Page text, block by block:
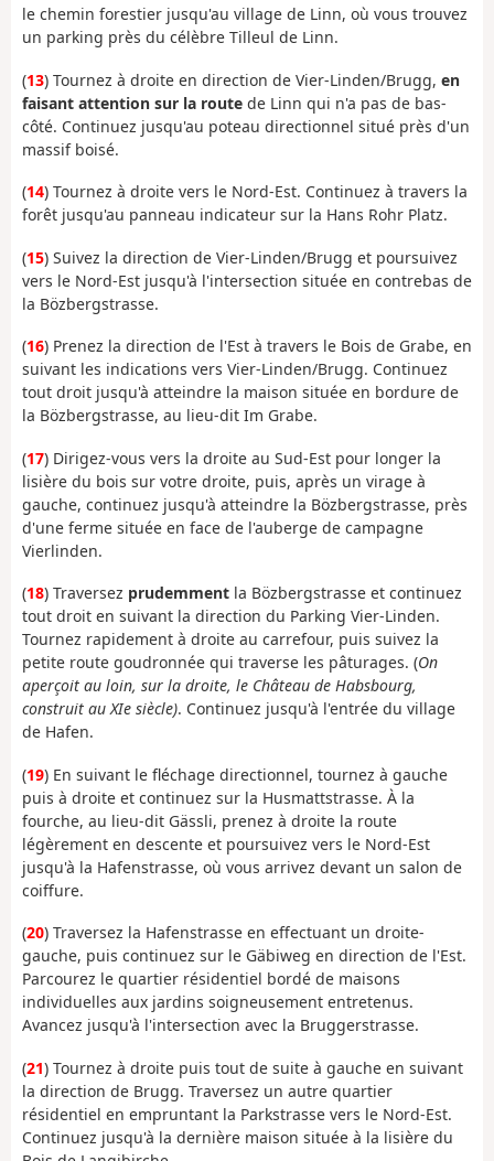
le chemin forestier jusqu'au village de Linn, où vous trouvez
un parking près du célèbre Tilleul de Linn.
(13) Tournez à droite en direction de Vier-Linden/Brugg, en
faisant attention sur la route de Linn qui n'a pas de bas-
côté. Continuez jusqu'au poteau directionnel situé près d'un
massif boisé.
(14) Tournez à droite vers le Nord-Est. Continuez à travers la
forêt jusqu'au panneau indicateur sur la Hans Rohr Platz.
(15) Suivez la direction de Vier-Linden/Brugg et poursuivez
vers le Nord-Est jusqu'à l'intersection située en contrebas de
la Bözbergstrasse.
(16) Prenez la direction de l'Est à travers le Bois de Grabe, en
suivant les indications vers Vier-Linden/Brugg. Continuez
tout droit jusqu'à atteindre la maison située en bordure de
la Bözbergstrasse, au lieu-dit Im Grabe.
(17) Dirigez-vous vers la droite au Sud-Est pour longer la
lisière du bois sur votre droite, puis, après un virage à
gauche, continuez jusqu'à atteindre la Bözbergstrasse, près
d'une ferme située en face de l'auberge de campagne
Vierlinden.
(18) Traversez prudemment la Bözbergstrasse et continuez
tout droit en suivant la direction du Parking Vier-Linden.
Tournez rapidement à droite au carrefour, puis suivez la
petite route goudronnée qui traverse les pâturages. (On
aperçoit au loin, sur la droite, le Château de Habsbourg,
construit au XIe siècle). Continuez jusqu'à l'entrée du village
de Hafen.
(19) En suivant le fléchage directionnel, tournez à gauche
puis à droite et continuez sur la Husmattstrasse. À la
fourche, au lieu-dit Gässli, prenez à droite la route
légèrement en descente et poursuivez vers le Nord-Est
jusqu'à la Hafenstrasse, où vous arrivez devant un salon de
coiffure.
(20) Traversez la Hafenstrasse en effectuant un droite-
gauche, puis continuez sur le Gäbiweg en direction de l'Est.
Parcourez le quartier résidentiel bordé de maisons
individuelles aux jardins soigneusement entretenus.
Avancez jusqu'à l'intersection avec la Bruggerstrasse.
(21) Tournez à droite puis tout de suite à gauche en suivant
la direction de Brugg. Traversez un autre quartier
résidentiel en empruntant la Parkstrasse vers le Nord-Est.
Continuez jusqu'à la dernière maison située à la lisière du